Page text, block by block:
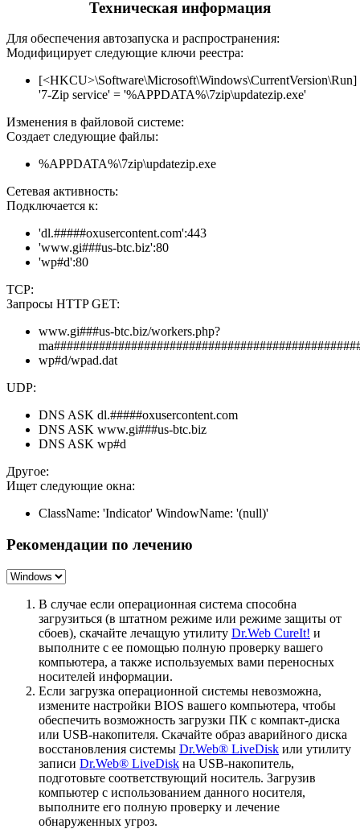
Техническая информация
Для обеспечения автозапуска и распространения:
Модифицирует следующие ключи реестра:
[<HKCU>\Software\Microsoft\Windows\CurrentVersion\Run]
'7-Zip service' = '%APPDATA%\7zip\updatezip.exe'
Изменения в файловой системе:
Создает следующие файлы:
%APPDATA%\7zip\updatezip.exe
Сетевая активность:
Подключается к:
'dl.#####oxusercontent.com':443
'www.gi###us-btc.biz':80
'wp#d':80
TCP:
Запросы HTTP GET:
www.gi###us-btc.biz/workers.php?
wp#d/wpad.dat
UDP:
DNS ASK dl.#####oxusercontent.com
DNS ASK www.gi###us-btc.biz
DNS ASK wp#d
Другое:
Ищет следующие окна:
ClassName: 'Indicator' WindowName: '(null)'
Рекомендации по лечению
В случае если операционная система способна
загрузиться (в штатном режиме или режиме защиты от
сбоев), скачайте лечащую утилиту Dr.Web CureIt! и
выполните с ее помощью полную проверку вашего
компьютера, а также используемых вами переносных
носителей информации.
Если загрузка операционной системы невозможна,
измените настройки BIOS вашего компьютера, чтобы
обеспечить возможность загрузки ПК с компакт-диска
или USB-накопителя. Скачайте образ аварийного диска
восстановления системы Dr.Web® LiveDisk или утилиту
записи Dr.Web® LiveDisk на USB-накопитель,
подготовьте соответствующий носитель. Загрузив
компьютер с использованием данного носителя,
выполните его полную проверку и лечение
обнаруженных угроз.